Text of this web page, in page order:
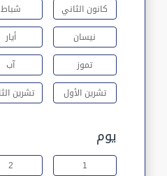
كانون الثاني شباط
نيسان
أيار
تموز
آب
تشرين الأول
تشرين
يوم
1
2